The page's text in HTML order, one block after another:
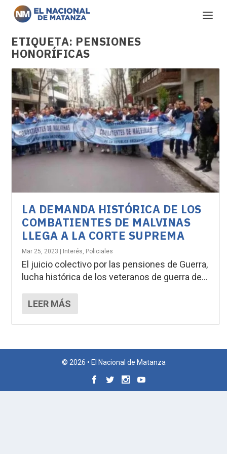
ETIQUETA: PENSIONES
HONORÍFICAS
LA DEMANDA HISTÓRICA DE LOS
COMBATIENTES DE MALVINAS
LLEGA A LA CORTE SUPREMA
Mar 25, 2023 Interés, Policiales
El juicio colectivo por las pensiones de Guerra,
lucha histórica de los veteranos de guerra de...
LEER MÁS
© 2026 • El Nacional de Matanza